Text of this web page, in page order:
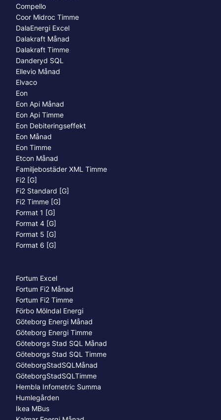
Compello
Coor Midroc Timme
DalaEnergi Excel
Dalakraft Månad
Dalakraft Timme
Danderyd SQL
Ellevio Månad
Elvaco
Eon
Eon Api Månad
Eon Api Timme
Eon Debiteringseffekt
Eon Månad
Eon Timme
Etcon Månad
Familjebostäder XML Timme
Fi2 [G]
Fi2 Standard [G]
Fi2 Timme [G]
Format 1 [G]
Format 4 [G]
Format 5 [G]
Format 6 [G]
Fortum Excel
Fortum Fi2 Månad
Fortum Fi2 Timme
Förbo Mölndal Energi
Göteborg Energi Månad
Göteborg Energi Timme
Göteborgs Stad SQL Månad
Göteborgs Stad SQL Timme
GöteborgStadSQLMånad
GöteborgStadSQLTimme
Hembla Infometric Summa
Humlegården
Ikea MBus